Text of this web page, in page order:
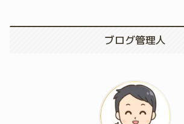
ブログ管理人